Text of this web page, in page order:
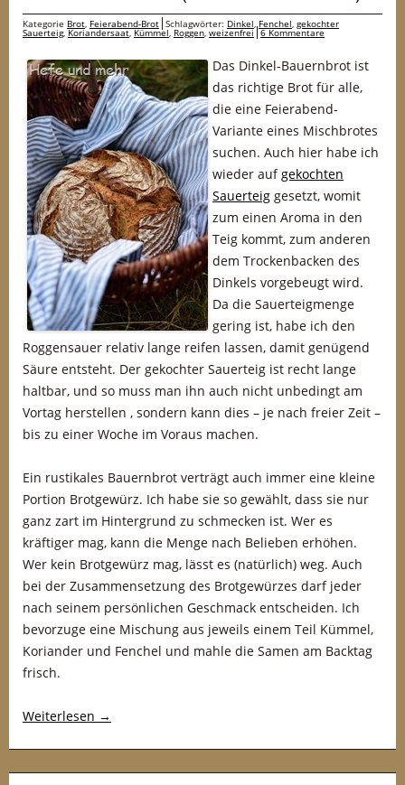
Kategorie Brot, Feierabend-Brot Schlagwörter: Dinkel,Fenchel, gekochter
Sauerteig,Koriandersaat,Kümmel, Roggen, weizenfrei 6 Kommentare
Das Dinkel-Bauernbrot ist
das richtige Brot für alle,
die eine Feierabend-
Variante eines Mischbrotes
suchen. Auch hier habe ich
wieder aufgekochten
Sauerteig gesetzt, womit
zum einen Aroma in den
Teig kommt, zum anderen
dem Trockenbacken des
Dinkels vorgebeugt wird.
Da die Sauerteigmenge
gering ist, habe ich den
Roggensauer relativ lange reifen lassen, damit genügend
Säure entsteht. Der gekochter Sauerteig ist recht lange
haltbar, und so muss man ihn auch nicht unbedingt am
Vortag herstellen , sondern kann dies – je nach freier Zeit –
bis zu einer Woche im Voraus machen.
Ein rustikales Bauernbrot verträgt auch immer eine kleine
Portion Brotgewürz. Ich habe sie so gewählt, dass sie nur
ganz zart im Hintergrund zu schmecken ist. Wer es
kräftiger mag, kann die Menge nach Belieben erhöhen.
Wer kein Brotgewürz mag, lässt es (natürlich) weg. Auch
bei der Zusammensetzung des Brotgewürzes darf jeder
nach seinem persönlichen Geschmack entscheiden. Ich
bevorzuge eine Mischung aus jeweils einem Teil Kümmel,
Koriander und Fenchel und mahle die Samen am Backtag
frisch.
Weiterlesen →